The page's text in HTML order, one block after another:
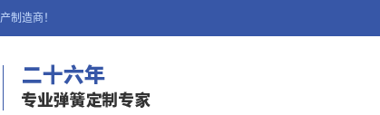
制造商！